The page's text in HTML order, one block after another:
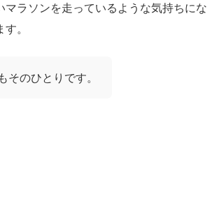
マラソンを走っているような気持ちにな
。
そのひとりです。